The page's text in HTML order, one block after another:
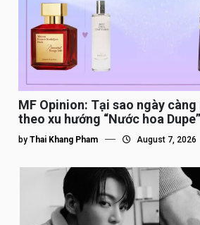
MF Opinion: Tại sao ngày
theo xu hướng “Nước hoa
by Thai Khang Pham August 7, 2026